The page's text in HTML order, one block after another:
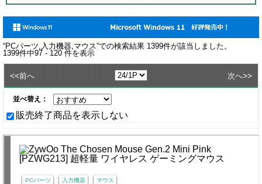
“PCパーツ,入力機器,マウス”での検索結果 1399件が該当しました。
1399件中97 - 120件を表示
<<前へ 次へ>>
並べ替え：
販売終了商品を表示しない
PCパーツ 入力機器 マウス